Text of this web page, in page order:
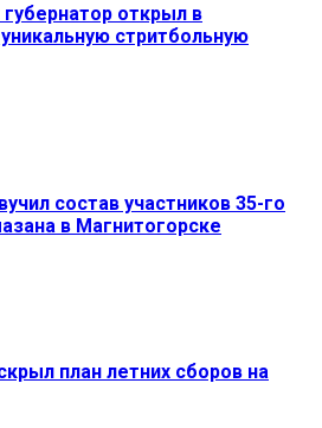
открыл в
стритбольную
состав участников 35-го
в Магнитогорске
план летних сборов на